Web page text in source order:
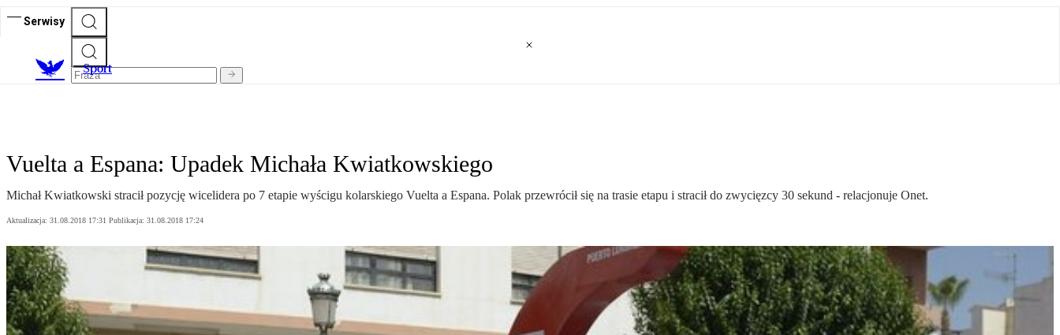
Serwisy
Sport
Vuelta a Espana: Upadek Michała Kwiatkowskiego
Michał Kwiatkowski stracił pozycję wicelidera po 7 etapie wyścigu kolarskiego Vuelta a Espana. Polak przewrócił się na trasie etapu i stracił do zwycięzcy 30 sekund - relacjonuje Onet.
Aktualizacja: 31.08.2018 17:31 Publikacja: 31.08.2018 17:24